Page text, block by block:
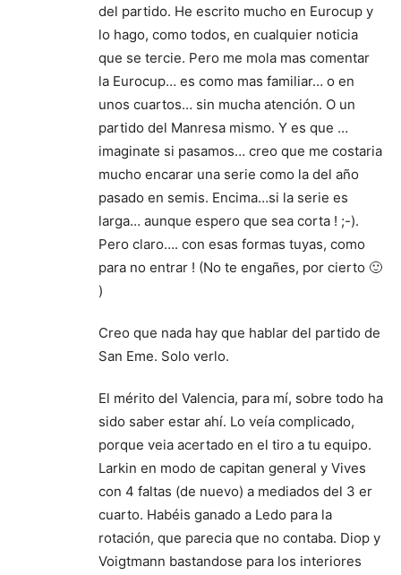
del partido. He escrito mucho en Eurocup y
lo hago, como todos, en cualquier noticia
que se tercie. Pero me mola mas comentar
la Eurocup… es como mas familiar… o en
unos cuartos… sin mucha atención. O un
partido del Manresa mismo. Y es que …
imaginate si pasamos… creo que me costaria
mucho encarar una serie como la del año
pasado en semis. Encima…si la serie es
larga… aunque espero que sea corta ! ;-).
Pero claro…. con esas formas tuyas, como
para no entrar ! (No te engañes, por cierto 🙂
)
Creo que nada hay que hablar del partido de
San Eme. Solo verlo.
El mérito del Valencia, para mí, sobre todo ha
sido saber estar ahí. Lo veía complicado,
porque veia acertado en el tiro a tu equipo.
Larkin en modo de capitan general y Vives
con 4 faltas (de nuevo) a mediados del 3 er
cuarto. Habéis ganado a Ledo para la
rotación, que parecia que no contaba. Diop y
Voigtmann bastandose para los interiores